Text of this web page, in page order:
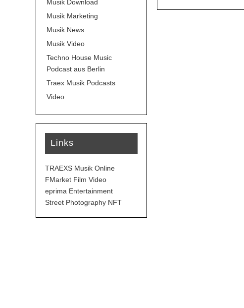
Musik Download
Musik Marketing
Musik News
Musik Video
Techno House Music
Podcast aus Berlin
Traex Musik Podcasts
Video
Links
TRAEXS Musik Online
FMarket Film Video
eprima Entertainment
Street Photography NFT